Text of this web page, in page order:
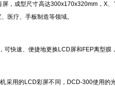
，成型尺寸高达300x170x320mm，X
医疗、手板制造等领域。
快速、便捷地更换LCD屏和FEP离型膜
用的LCD彩屏不同，DCD-300使用的